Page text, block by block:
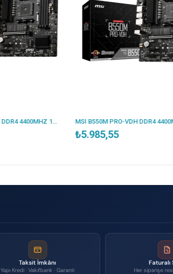
MSI B550M PRO-VDH WIFI DDR4 4400MHZ 1XVGA 1XHDMI 1XDP 2XM.2 USB 3.2 MATX AM4 (AMD 5000/4000G/3000 SERİLERİ İLE UYUMLU)
₺5.985,55
Taksit İmkânı
Yapı Kredi · Vakıfbank · Garanti
Faturalı
Her siparişe